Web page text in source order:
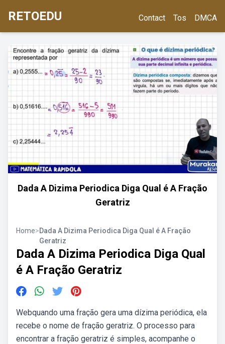
RETOEDU Contact Tos DMCA
Dada A Dizima Periodica Diga Qual é A Fração
Geratriz
Home>Dada A Dizima Periodica Diga Qual é A Fração
Geratriz
Dada A Dizima Periodica Diga Qual
é A Fração Geratriz
Webquando uma fração gera uma dízima periódica, ela
recebe o nome de fração geratriz. O processo para
encontrar a fração geratriz é simples, acompanhe o